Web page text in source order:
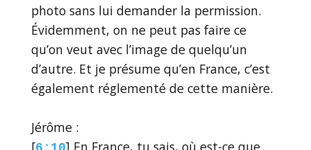
photo sans lui demander la permission.
Évidemment, on ne peut pas faire ce
qu’on veut avec l’image de quelqu’un
d’autre. Et je présume qu’en France, c’est
également réglementé de cette manière.
Jérôme :
[
] En France, tu sais, où est-ce que